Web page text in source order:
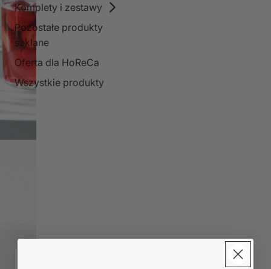
Komplety i zestawy
Pozostałe produkty
szklane
Oferta dla HoReCa
Wszystkie produkty